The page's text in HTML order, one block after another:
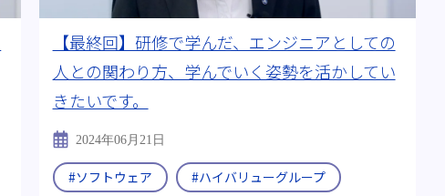
【最終回】研修で学んだ、エンジニアとしての
人との関わり方、学んでいく姿勢を活かしてい
きたいです。
2024年06月21日
#ソフトウェア
#ハイバリューグループ